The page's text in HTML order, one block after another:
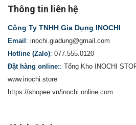
Thông tin liên hệ
Công Ty TNHH Gia Dụng INOCHI
Email : inochi.giadung@gmail.com
Hotline (Zalo): 077.555.0120
Đặt hàng online:: Tổng Kho INOCHI
www.inochi.store
https://shopee.vn/inochi.online.com